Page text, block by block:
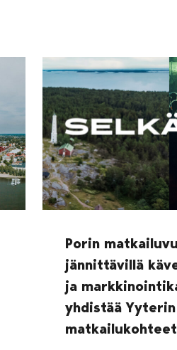
Porin
jännittävillä
ja
yhdistää
matkailukohteet